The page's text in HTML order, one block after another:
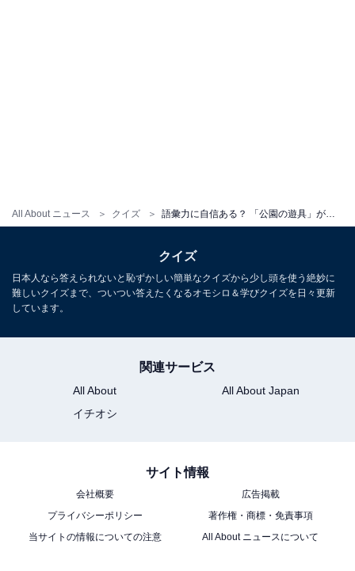
All About ニュース クイズ
クイズ
日本人なら答えられないと恥ずかしい簡単なクイズから少し頭を使う絶妙に
難しいクイズまで、ついつい答えたくなるオモシロ＆学びクイズを日々更新
しています。
関連サービス
All About
All About Japan
イチオシ
サイト情報
会社概要
広告掲載
プライバシーポリシー
著作権・商標・免責事項
当サイトの情報についての注意
All About ニュースについて